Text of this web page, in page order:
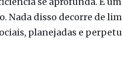
como esse sistema se